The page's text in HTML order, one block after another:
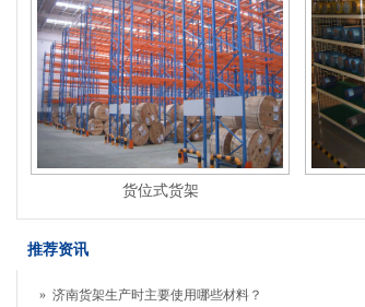
货位式货架
推荐资讯
» 济南货架生产时主要使用哪些材料？